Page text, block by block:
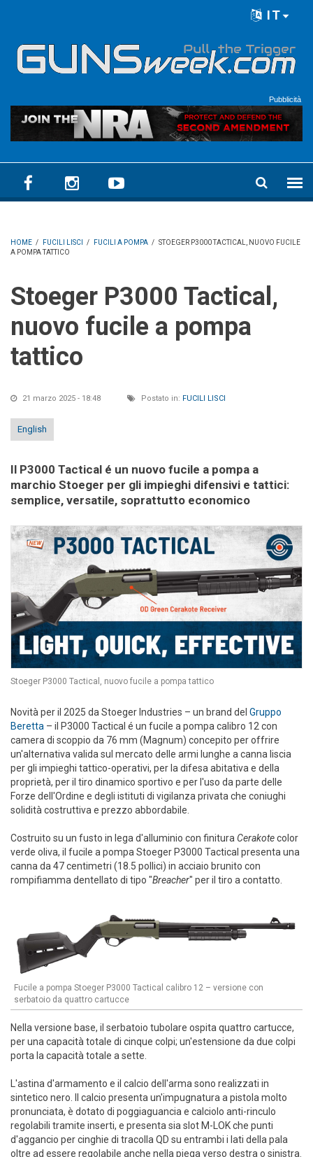
IT
Pubblicità
HOME / FUCILI LISCI / FUCILI A POMPA / STOEGER P3000 TACTICAL, NUOVO FUCILE
A POMPA TATTICO
Stoeger P3000 Tactical,
nuovo fucile a pompa
tattico
21 marzo 2025 - 18:48 Postato in: FUCILI LISCI
English
Il P3000 Tactical é un nuovo fucile a pompa a
marchio Stoeger per gli impieghi difensivi e tattici:
semplice, versatile, soprattutto economico
Stoeger P3000 Tactical, nuovo fucile a pompa tattico
Novità per il 2025 da Stoeger Industries – un brand del Gruppo
Beretta – il P3000 Tactical é un fucile a pompa calibro 12 con
camera di scoppio da 76 mm (Magnum) concepito per offrire
un'alternativa valida sul mercato delle armi lunghe a canna liscia
per gli impieghi tattico-operativi, per la difesa abitativa e della
proprietà, per il tiro dinamico sportivo e per l'uso da parte delle
Forze dell'Ordine e degli istituti di vigilanza privata che coniughi
solidità costruttiva e prezzo abbordabile.
Costruito su un fusto in lega d'alluminio con finitura Cerakotecolor
verde oliva, il fucile a pompa Stoeger P3000 Tactical presenta una
canna da 47 centimetri (18.5 pollici) in acciaio brunito con
rompifiamma dentellato di tipo "Breacher" per il tiro a contatto.
Fucile a pompa Stoeger P3000 Tactical calibro 12 – versione con
serbatoio da quattro cartucce
Nella versione base, il serbatoio tubolare ospita quattro cartucce,
per una capacità totale di cinque colpi; un'estensione da due colpi
porta la capacità totale a sette.
L'astina d'armamento e il calcio dell'arma sono realizzati in
sintetico nero. Il calcio presenta un'impugnatura a pistola molto
pronunciata, è dotato di poggiaguancia e calciolo anti-rinculo
regolabili tramite inserti, e presenta sia slot M-LOK che punti
d'aggancio per cinghie di tracolla QD su entrambi i lati della pala
oltre ad essere regolabile anche nella piega verso destra o sinistra.